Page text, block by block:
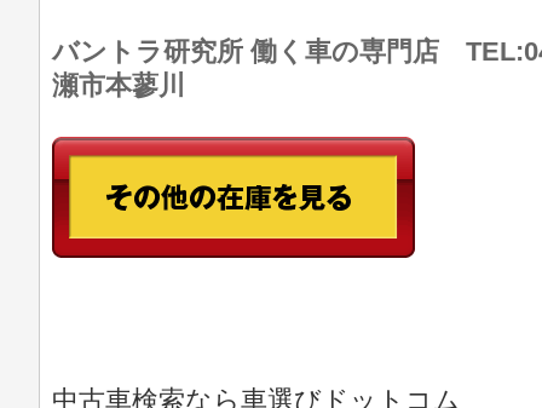
バントラ研究所 働く車の専門店
瀬市本蓼川
中古車検索なら車選びドットコム